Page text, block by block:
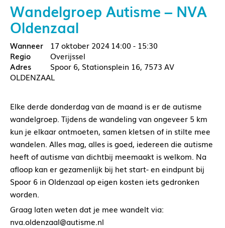
Wandelgroep Autisme – NVA
Oldenzaal
17 oktober 2024 14:00 - 15:30
Overijssel
Spoor 6, Stationsplein 16, 7573 AV
OLDENZAAL
Elke derde donderdag van de maand is er de autisme
wandelgroep. Tijdens de wandeling van ongeveer 5 km
kun je elkaar ontmoeten, samen kletsen of in stilte mee
wandelen. Alles mag, alles is goed, iedereen die autisme
heeft of autisme van dichtbij meemaakt is welkom. Na
afloop kan er gezamenlijk bij het start- en eindpunt bij
Spoor 6 in Oldenzaal op eigen kosten iets gedronken
worden.
Graag laten weten dat je mee wandelt via:
nva.oldenzaal@autisme.nl